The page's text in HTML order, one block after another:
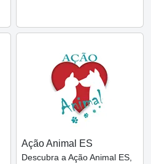
Ação Animal ES
Descubra a Ação Animal ES,